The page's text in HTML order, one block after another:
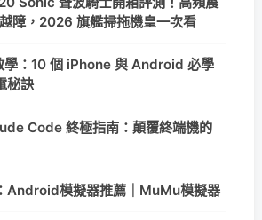
障，2026 旗艦掃拖機皇一次看
學：10 個 iPhone 與 Android 必學
秘訣
Code 終極指南：顛覆終端機的
Android模擬器推薦｜MuMu模擬器